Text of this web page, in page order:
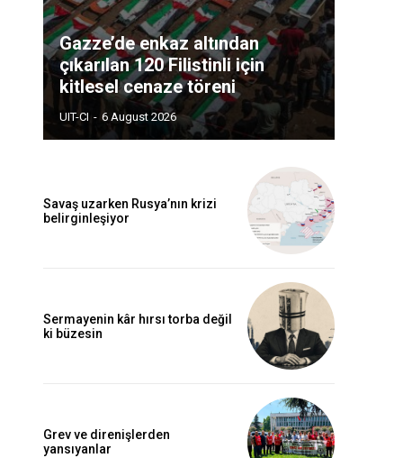
Gazze’de enkaz altından
çıkarılan 120 Filistinli için
kitlesel cenaze töreni
UIT-CI - 6 August 2026
Savaş uzarken Rusya’nın krizi
belirginleşiyor
Sermayenin kâr hırsı torba değil
ki büzesin
Grev ve direnişlerden
yansıyanlar